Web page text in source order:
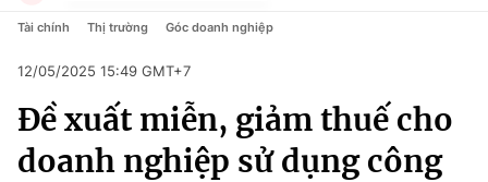
Chuyên mục
Chính trị
Chính trị
Pháp luật
Kinh tế
Thể thao
Truyền hình
Tài chính Thị trường Góc doanh nghiệp
12/05/2025 15:49 GMT+7
Đề xuất miễn, giảm thuế cho
doanh nghiệp sử dụng công